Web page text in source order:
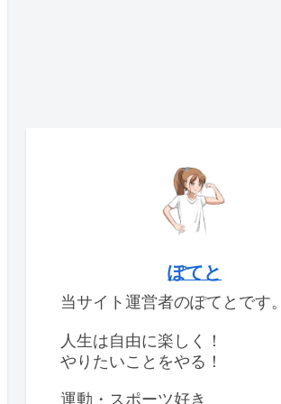
ぽてと
当サイト運営者のぽてとです。
人生は自由に楽しく！
やりたいことをやる！
運動・スポーツ好き